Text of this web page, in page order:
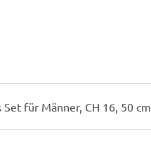
für Männer, CH 16, 50 cm